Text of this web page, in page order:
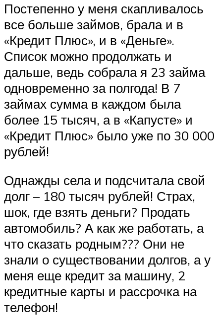
Постепенно у меня скапливалось
все больше займов, брала и в
«Кредит Плюс», и в «Деньге».
Список можно продолжать и
дальше, ведь собрала я 23 займа
одновременно за полгода! В 7
займах сумма в каждом была
более 15 тысяч, а в «Капусте» и
«Кредит Плюс» было уже по 30 000
рублей!
Однажды села и подсчитала свой
долг – 180 тысяч рублей! Страх,
шок, где взять деньги? Продать
автомобиль? А как же работать, а
что сказать родным??? Они не
знали о существовании долгов, а у
меня еще кредит за машину, 2
кредитные карты и рассрочка на
телефон!